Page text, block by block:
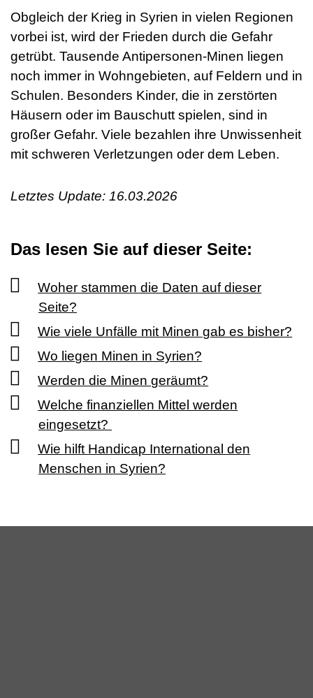
Obgleich der Krieg in Syrien in vielen Regionen
vorbei ist, wird der Frieden durch die Gefahr
getrübt. Tausende Antipersonen-Minen liegen
noch immer in Wohngebieten, auf Feldern und in
Schulen. Besonders Kinder, die in zerstörten
Häusern oder im Bauschutt spielen, sind in
großer Gefahr. Viele bezahlen ihre Unwissenheit
mit schweren Verletzungen oder dem Leben.
Letztes Update: 16.03.2026
Das lesen Sie auf dieser Seite:
Woher stammen die Daten auf dieser
Seite?
Wie viele Unfälle mit Minen gab es bisher?
Wo liegen Minen in Syrien?
Werden die Minen geräumt?
Welche finanziellen Mittel werden
eingesetzt?
Wie hilft Handicap International den
Menschen in Syrien?